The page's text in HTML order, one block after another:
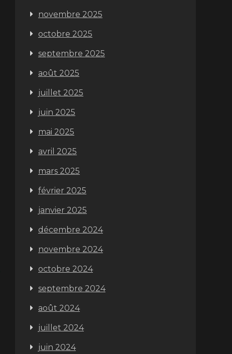
novembre 2025
octobre 2025
septembre 2025
août 2025
juillet 2025
juin 2025
mai 2025
avril 2025
mars 2025
février 2025
janvier 2025
décembre 2024
novembre 2024
octobre 2024
septembre 2024
août 2024
juillet 2024
juin 2024